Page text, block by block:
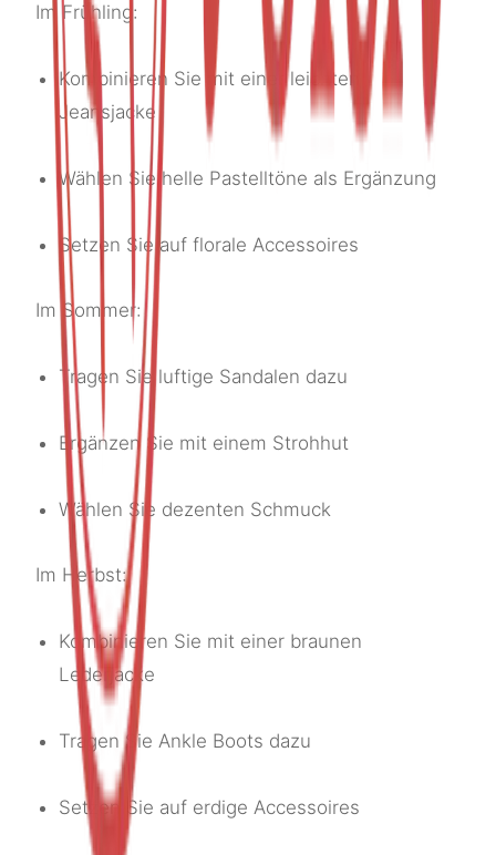
Im Frühling:
Kombinieren Sie mit einer leichten
Jeansjacke
Wählen Sie helle Pastelltöne als Ergänzung
Setzen Sie auf florale Accessoires
Im Sommer:
Tragen Sie luftige Sandalen dazu
Ergänzen Sie mit einem Strohhut
Wählen Sie dezenten Schmuck
Im Herbst:
Kombinieren Sie mit einer braunen
Lederjacke
Tragen Sie Ankle Boots dazu
Setzen Sie auf erdige Accessoires